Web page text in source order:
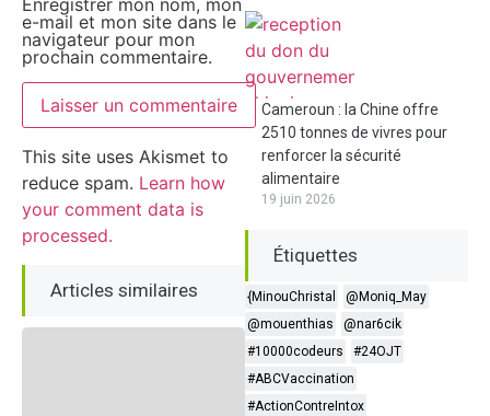
Enregistrer mon nom, mon
e-mail et mon site dans le
navigateur pour mon
prochain commentaire.
This site uses Akismet to
reduce spam. Learn how
your comment data is
processed.
Articles similaires
Cameroun : la Chine offre
2510 tonnes de vivres pour
renforcer la sécurité
alimentaire
19 juin 2026
Étiquettes
{MinouChristal
@Moniq_May
@mouenthias
@nar6cik
#10000codeurs
#24OJT
#ABCVaccination
#ActionContreIntox